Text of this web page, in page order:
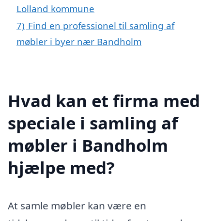
Lolland kommune
7) Find en professionel til samling af
møbler i byer nær Bandholm
Hvad kan et firma med
speciale i samling af
møbler i Bandholm
hjælpe med?
At samle møbler kan være en